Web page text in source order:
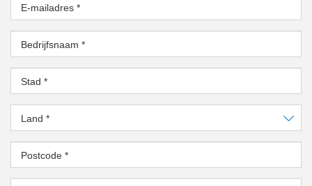
E-mailadres *
Bedrijfsnaam *
Stad *
Land *
Postcode *